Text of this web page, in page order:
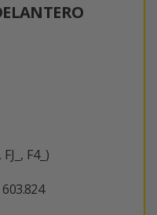
F4_)
603.824